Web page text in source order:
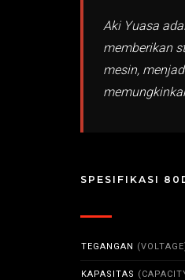
Aki Yuasa
memberikan
mesin,
SPESIFIKASI
TEGANGAN
KAPASITAS